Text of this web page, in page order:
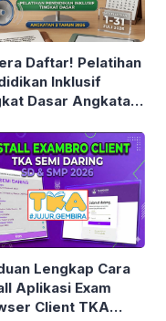
Daftar! Pelatihan
Inklusif
Dasar Angkatan
Lengkap Cara
Aplikasi Exam
Client TKA